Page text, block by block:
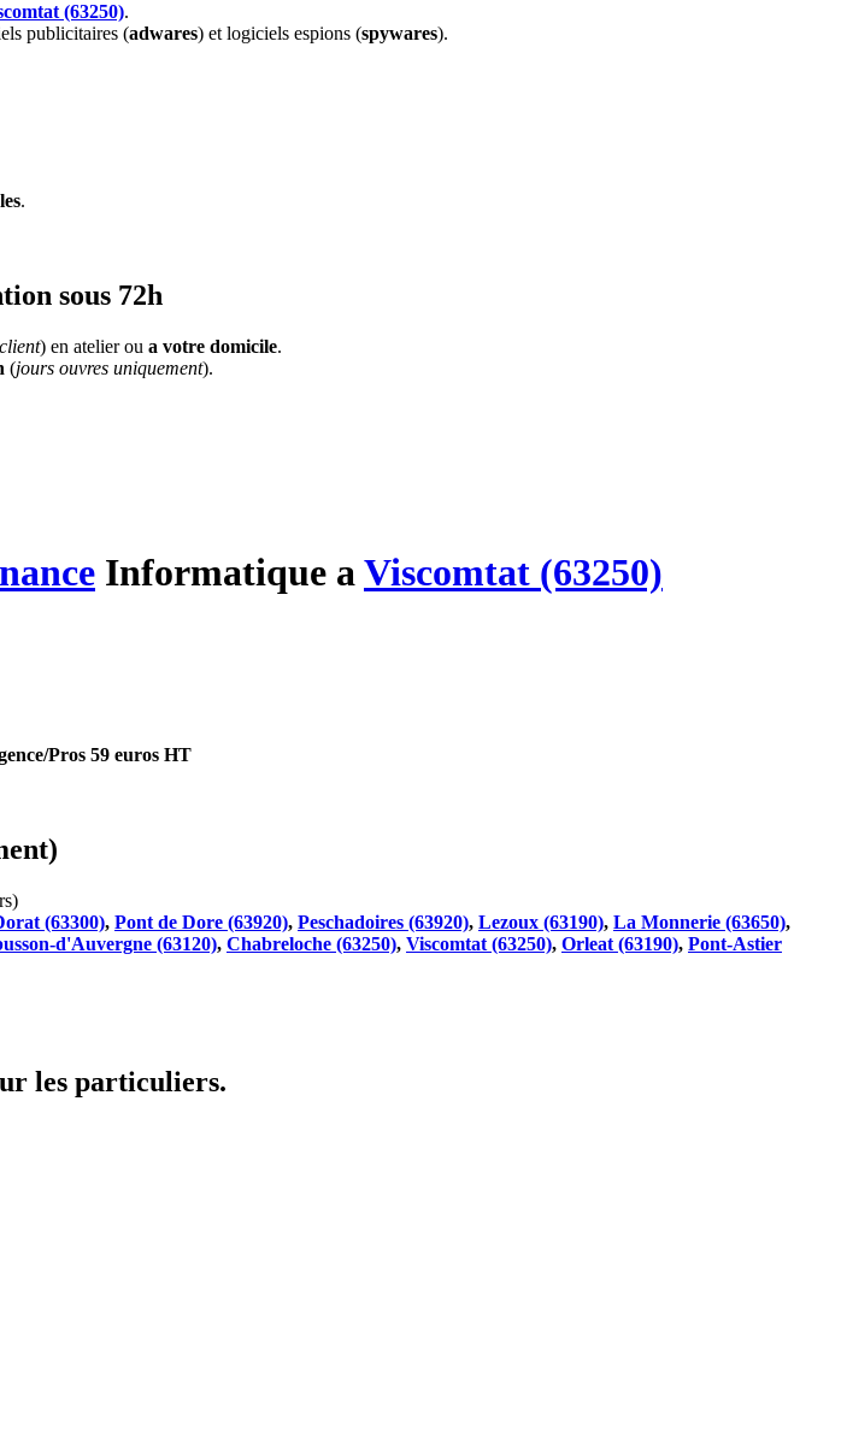
(63250).
publicitaires (adwares) et logiciels espions (spywares).
.
sous 72h
) en atelier ou a votre domicile.
(jours ouvres uniquement).
Informatique a Viscomtat (63250)
Pros 59 euros HT
(63300), Pont de Dore (63920), Peschadoires (63920), Lezoux (63190), La Monnerie (63650),
d'Auvergne (63120), Chabreloche (63250), Viscomtat (63250), Orleat (63190), Pont-Astier
les particuliers.